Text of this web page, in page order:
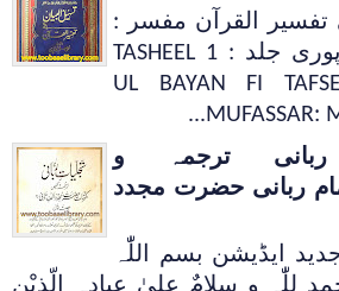
تفسیر القرآن مفسر :
مولانا اسلم شیخوپوری جلد : 1 TASHEEL
UL BAYAN FI
MUFASSAR:
ربانی ترجمہ و
ربانی حضرت مجدد
ایڈیشن بسم اللّٰہ
للّٰہ و سلامٌ علیٰ عبادِہِ الّذِیْن